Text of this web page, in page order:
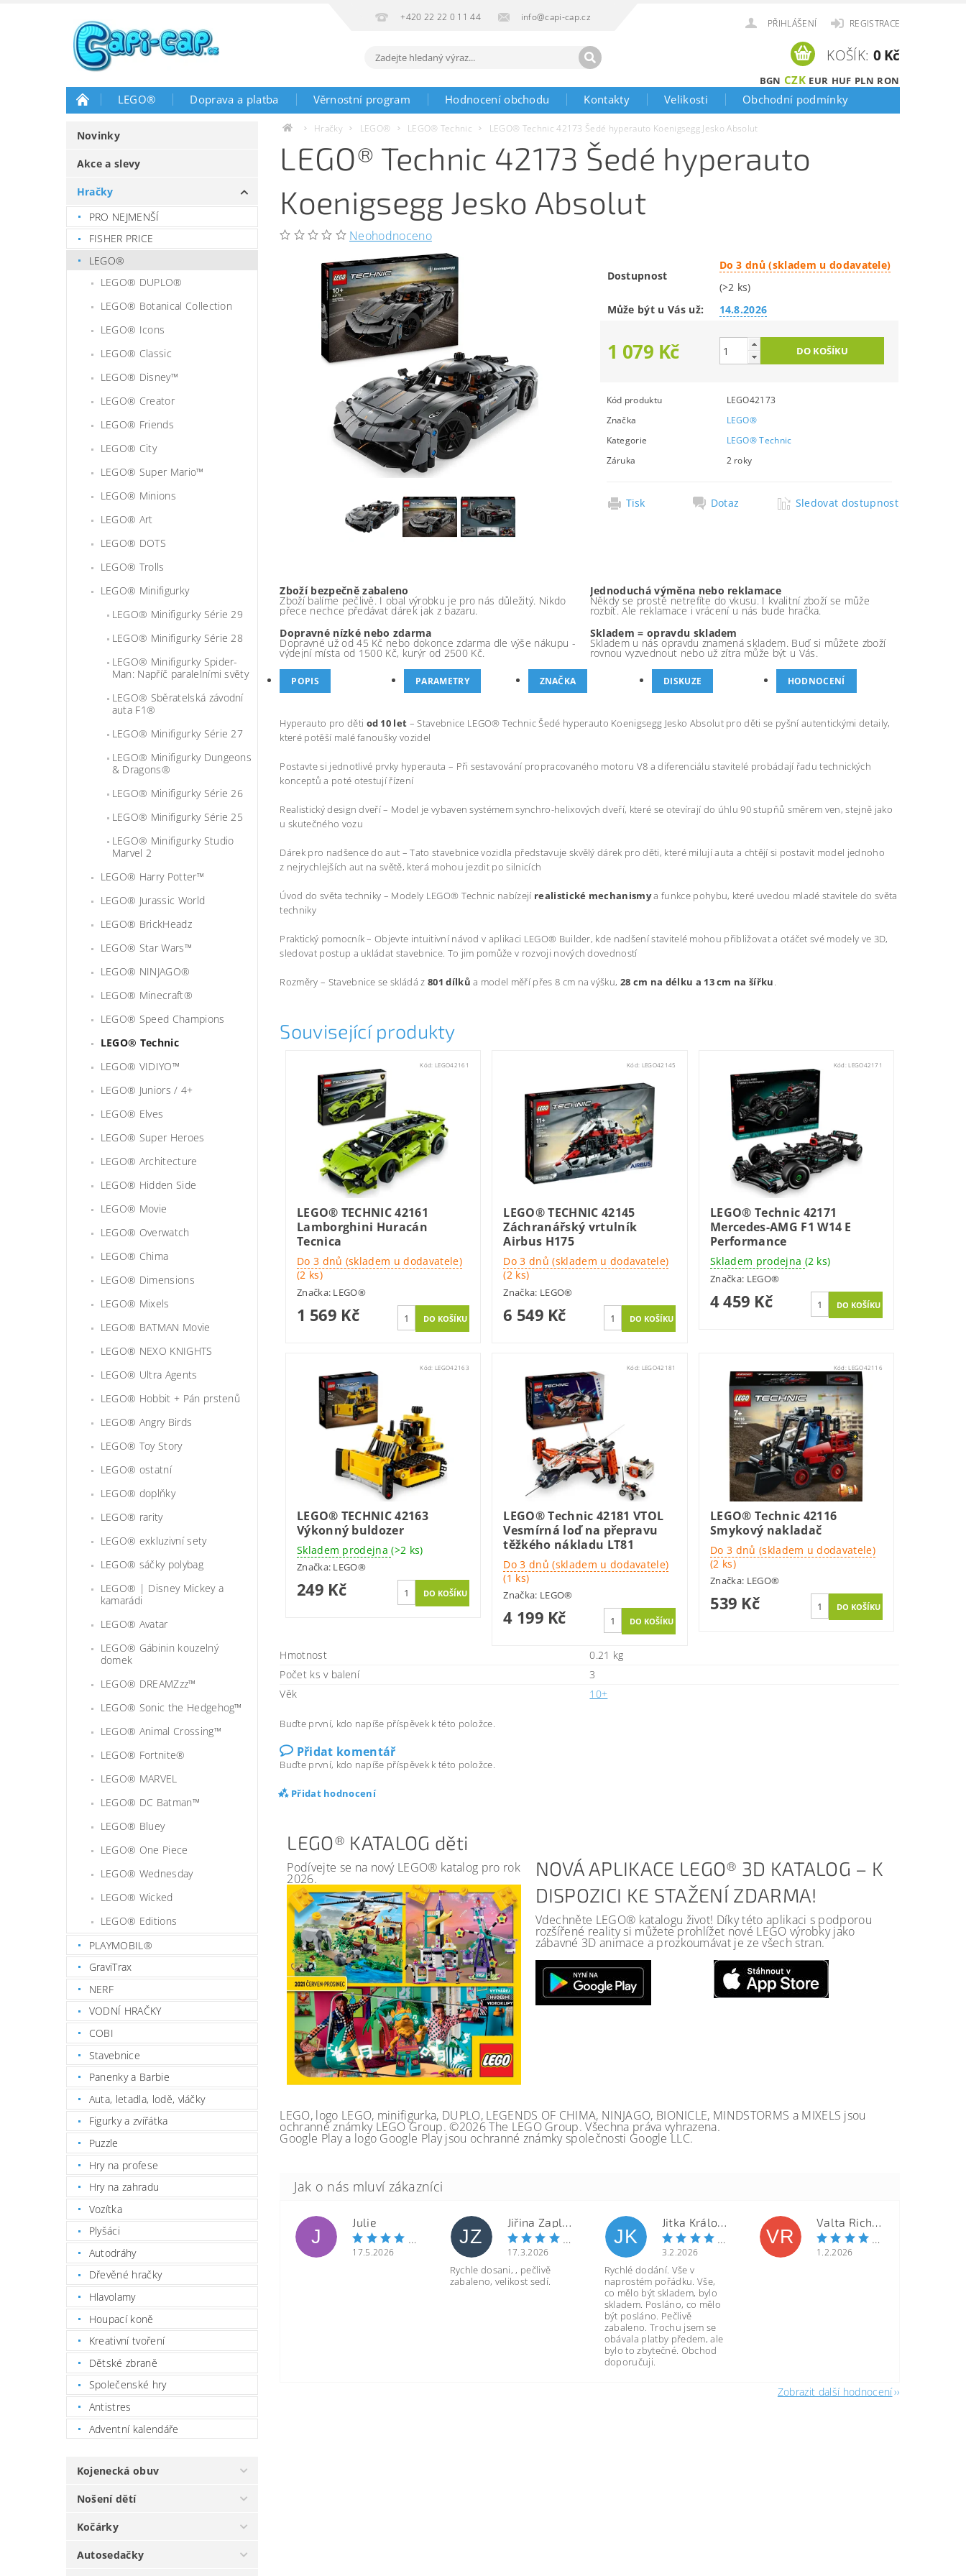
+420 22 22 0 11 44 info@capi-cap.cz
PŘIHLÁŠENÍ REGISTRACE
BGN CZK EUR HUF PLN RON
KOŠÍK: 0 Kč
LEGO® Doprava a platba Věrnostní program Hodnocení obchodu Kontakty Velikosti Obchodní podmínky
Novinky
Akce a slevy
Hračky
PRO NEJMENŠÍ
FISHER PRICE
LEGO®
LEGO® DUPLO®
LEGO® Botanical Collection
LEGO® Icons
LEGO® Classic
LEGO® Disney™
LEGO® Creator
LEGO® Friends
LEGO® City
LEGO® Super Mario™
LEGO® Minions
LEGO® Art
LEGO® DOTS
LEGO® Trolls
LEGO® Minifigurky
LEGO® Minifigurky Série 29
LEGO® Minifigurky Série 28
LEGO® Minifigurky Spider-
Man: Napříč paralelními světy
LEGO® Sběratelská závodní
auta F1®
LEGO® Minifigurky Série 27
LEGO® Minifigurky Dungeons
& Dragons®
LEGO® Minifigurky Série 26
LEGO® Minifigurky Série 25
LEGO® Minifigurky Studio
Marvel 2
LEGO® Harry Potter™
LEGO® Jurassic World
LEGO® BrickHeadz
LEGO® Star Wars™
LEGO® NINJAGO®
LEGO® Minecraft®
LEGO® Speed Champions
LEGO® Technic
LEGO® VIDIYO™
LEGO® Juniors / 4+
LEGO® Elves
LEGO® Super Heroes
LEGO® Architecture
LEGO® Hidden Side
LEGO® Movie
LEGO® Overwatch
LEGO® Chima
LEGO® Dimensions
LEGO® Mixels
LEGO® BATMAN Movie
LEGO® NEXO KNIGHTS
LEGO® Ultra Agents
LEGO® Hobbit + Pán prstenů
LEGO® Angry Birds
LEGO® Toy Story
LEGO® ostatní
LEGO® doplňky
LEGO® rarity
LEGO® exkluzivní sety
LEGO® sáčky polybag
LEGO® | Disney Mickey a
kamarádi
LEGO® Avatar
LEGO® Gábinin kouzelný
domek
LEGO® DREAMZzz™
LEGO® Sonic the Hedgehog™
LEGO® Animal Crossing™
LEGO® Fortnite®
LEGO® MARVEL
LEGO® DC Batman™
LEGO® Bluey
LEGO® One Piece
LEGO® Wednesday
LEGO® Wicked
LEGO® Editions
PLAYMOBIL®
GraviTrax
NERF
VODNÍ HRAČKY
COBI
Stavebnice
Panenky a Barbie
Auta, letadla, lodě, vláčky
Figurky a zvířátka
Puzzle
Hry na profese
Hry na zahradu
Vozítka
Plyšáci
Autodráhy
Dřevěné hračky
Hlavolamy
Houpací koně
Kreativní tvoření
Dětské zbraně
Společenské hry
Antistres
Adventní kalendáře
Kojenecká obuv
Nošení dětí
Kočárky
Autosedačky
Hračky LEGO® LEGO® Technic LEGO® Technic 42173 Šedé hyperauto Koenigsegg Jesko Absolut
LEGO® Technic 42173 Šedé hyperauto
Koenigsegg Jesko Absolut
Neohodnoceno
Dostupnost
Do 3 dnů (skladem u dodavatele)
(>2 ks)
Může být u Vás už:
14.8.2026
1 079 Kč
Kód produktu
LEGO42173
Značka
LEGO®
Kategorie
LEGO® Technic
Záruka
2 roky
Tisk Dotaz Sledovat dostupnost
Zboží bezpečně zabaleno
Zboží balíme pečlivě. I obal výrobku je pro nás důležitý. Nikdo
přece nechce předávat dárek jak z bazaru.
Jednoduchá výměna nebo reklamace
Někdy se prostě netrefíte do vkusu. I kvalitní zboží se může
rozbít. Ale reklamace i vrácení u nás bude hračka.
Dopravné nízké nebo zdarma
Dopravné už od 45 Kč nebo dokonce zdarma dle výše nákupu -
výdejní místa od 1500 Kč, kurýr od 2500 Kč.
Skladem = opravdu skladem
Skladem u nás opravdu znamená skladem. Buď si můžete zboží
rovnou vyzvednout nebo už zítra může být u Vás.
POPIS PARAMETRY ZNAČKA DISKUZE HODNOCENÍ
Hyperauto pro děti od 10 let – Stavebnice LEGO® Technic Šedé hyperauto Koenigsegg Jesko Absolut pro děti se pyšní autentickými detaily,
které potěší malé fanoušky vozidel
Postavte si jednotlivé prvky hyperauta – Při sestavování propracovaného motoru V8 a diferenciálu stavitelé probádají řadu technických
konceptů a poté otestují řízení
Realistický design dveří – Model je vybaven systémem synchro-helixových dveří, které se otevírají do úhlu 90 stupňů směrem ven, stejně jako
u skutečného vozu
Dárek pro nadšence do aut – Tato stavebnice vozidla představuje skvělý dárek pro děti, které milují auta a chtějí si postavit model jednoho
z nejrychlejších aut na světě, která mohou jezdit po silnicích
Úvod do světa techniky – Modely LEGO® Technic nabízejí realistické mechanismya funkce pohybu, které uvedou mladé stavitele do světa
techniky
Praktický pomocník – Objevte intuitivní návod v aplikaci LEGO® Builder, kde nadšení stavitelé mohou přibližovat a otáčet své modely ve 3D,
sledovat postup a ukládat stavebnice. To jim pomůže v rozvoji nových dovedností
Rozměry – Stavebnice se skládá z 801 dílků a model měří přes 8 cm na výšku, 28 cm na délku a 13 cm na šířku.
Související produkty
Kód:LEGO42161
LEGO® TECHNIC 42161
Lamborghini Huracán
Tecnica
Do 3 dnů (skladem u dodavatele)
(2 ks)
Značka: LEGO®
1 569 Kč
Kód: LEGO42145
LEGO® TECHNIC 42145
Záchranářský vrtulník
Airbus H175
Do 3 dnů (skladem u dodavatele)
(2 ks)
Značka: LEGO®
6 549 Kč
Kód:LEGO42171
LEGO® Technic 42171
Mercedes-AMG F1 W14 E
Performance
Skladem prodejna (2 ks)
Značka: LEGO®
4 459 Kč
Kód:LEGO42163
LEGO® TECHNIC 42163
Výkonný buldozer
Skladem prodejna(>2 ks)
Značka: LEGO®
249 Kč
Kód: LEGO42181
LEGO® Technic 42181 VTOL
Vesmírná loď na přepravu
těžkého nákladu LT81
Do 3 dnů (skladem u dodavatele)
(1 ks)
Značka: LEGO®
4 199 Kč
Kód:LEGO42116
LEGO® Technic 42116
Smykový nakladač
Do 3 dnů (skladem u dodavatele)
(2 ks)
Značka: LEGO®
539 Kč
Hmotnost
0.21 kg
Počet ks v balení
3
Věk
10+
Buďte první, kdo napíše příspěvek k této položce.
Přidat komentář
Buďte první, kdo napíše příspěvek k této položce.
Přidat hodnocení
LEGO® KATALOG děti
Podívejte se na nový LEGO® katalog pro rok
2026.
NOVÁ APLIKACE LEGO® 3D KATALOG – K
DISPOZICI KE STAŽENÍ ZDARMA!
Vdechněte LEGO® katalogu život! Díky této aplikaci s podporou
rozšířené reality si můžete prohlížet nové LEGO výrobky jako
zábavné 3D animace a prozkoumávat je ze všech stran.
LEGO, logo LEGO, minifigurka, DUPLO, LEGENDS OF CHIMA, NINJAGO, BIONICLE, MINDSTORMS a MIXELS jsou
ochranné známky LEGO Group. ©2026 The LEGO Group. Všechna práva vyhrazena.
Google Play a logo Google Play jsou ochranné známky společnosti Google LLC.
J
Julie
17.5.2026
JZ
Jiřina Zapletalová
17.3.2026
Rychle dosani, , pečlivě
zabaleno, velikost sedí.
JK
Jitka Královcová
3.2.2026
Rychlé dodání. Vše v
naprostém pořádku. Vše,
co mělo být skladem, bylo
skladem. Posláno, co mělo
být posláno. Pečlivě
zabaleno. Trochu jsem se
obávala platby předem, ale
bylo to zbytečné. Obchod
doporučuji.
VR
Valta Richard
1.2.2026
Zobrazit další hodnocení